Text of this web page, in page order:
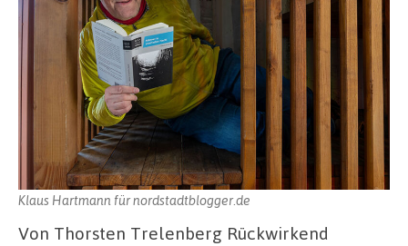
Klaus Hartmann für nordstadtblogger.de
Von Thorsten Trelenberg Rückwirkend